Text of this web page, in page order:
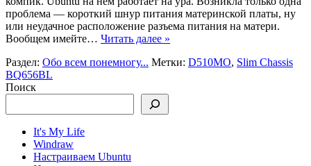
проблема — короткий шнур питания материнской платы, ну
или неудачное расположение разъема питания на матери.
Вообщем имейте… Читать далее »
Раздел: Обо всем понемногу... Метки: D510MO, Slim Chassis
BQ656BL
Поиск
It's My Life
Windraw
Настраиваем Ubuntu